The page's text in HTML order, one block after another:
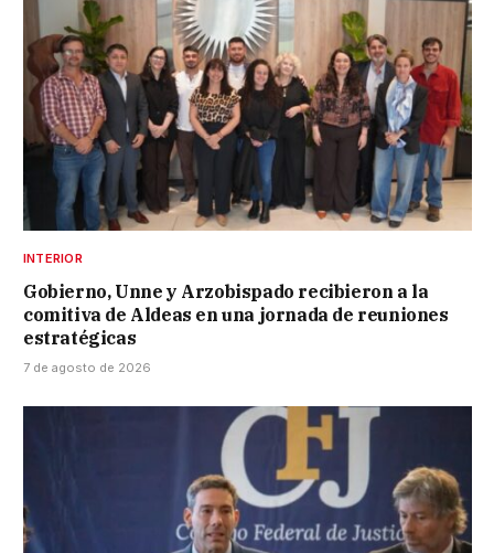
INTERIOR
Gobierno, Unne y Arzobispado recibieron a la
comitiva de Aldeas en una jornada de reuniones
estratégicas
7 de agosto de 2026